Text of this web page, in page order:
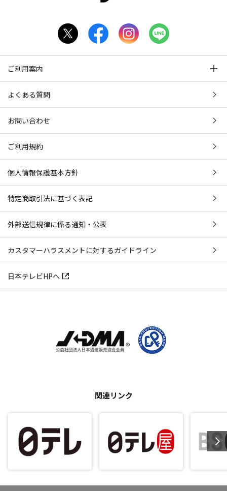
ご利用案内
よくある質問
お問い合わせ
ご利用規約
個人情報保護基本方針
特定商取引法に基づく表記
外部送信規律に係る通知・公表
カスタマーハラスメントに対するガイドライン
日本テレビHPへ
関連リンク